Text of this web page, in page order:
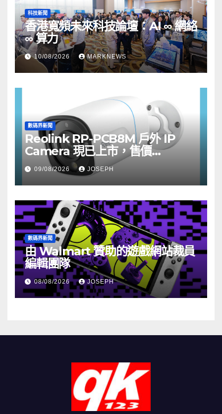
科技新聞
香港寬頻未來科技論壇：AI ∞ 網絡
∞ 算力
10/08/2026 MARKNEWS
數碼界新聞
Reolink RP-PCB8M 戶外 IP
Camera 現已上市，售價
HK$722
09/08/2026 JOSEPH
數碼界新聞
由 Walmart 贊助的遊戲網站裁員
編輯團隊
08/08/2026 JOSEPH